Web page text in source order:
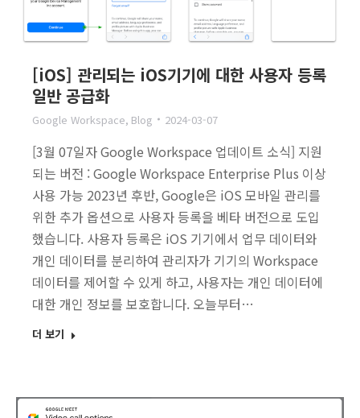
[iOS] 관리되는 iOS기기에 대한 사용자 등록
일반 공급화
Google Workspace, Blog 2024-03-07
[3월 07일자 Google Workspace 업데이트 소식] 지원
되는 버전 : Google Workspace Enterprise Plus 이상
사용 가능 2023년 후반, Google은 iOS 모바일 관리를
위한 추가 옵션으로 사용자 등록을 베타 버전으로 도입
했습니다. 사용자 등록은 iOS 기기에서 업무 데이터와
개인 데이터를 분리하여 관리자가 기기의 Workspace
데이터를 제어할 수 있게 하고, 사용자는 개인 데이터에
대한 개인 정보를 보호합니다. 오늘부터…
더 보기